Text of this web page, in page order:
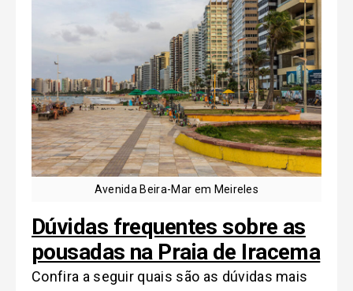
Avenida Beira-Mar em Meireles
Dúvidas frequentes sobre as
pousadas na Praia de Iracema
Confira a seguir quais são as dúvidas mais